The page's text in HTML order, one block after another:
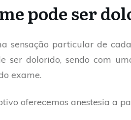
pode ser
sensação particular de
ser dolorido, sendo com
exame.
oferecemos anestesia a